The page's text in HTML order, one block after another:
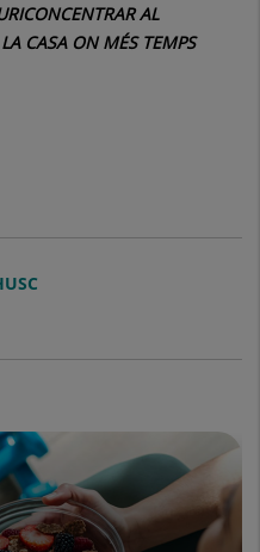
CONCENTRAR AL
CASA ON MÉS TEMPS